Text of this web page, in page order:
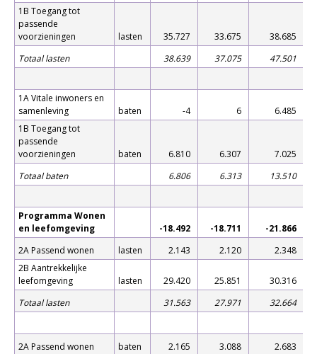
1B Toegang tot
passende
voorzieningen
lasten 35.727 33.675
38.685
Totaal lasten
38.639 37.075 47.501
1A Vitale inwoners en
samenleving
baten -4 6
6.485
1B Toegang tot
passende
voorzieningen
baten 6.810 6.307
7.025
Totaal baten
6.806 6.313 13.510
Programma Wonen
en leefomgeving
-18.492 -18.711 -21.866
2A Passend wonen
lasten 2.143 2.120
2.348
2B Aantrekkelijke
leefomgeving
lasten 29.420 25.851
30.316
Totaal lasten
31.563 27.971 32.664
2A Passend wonen baten 2.165 3.088
2.683